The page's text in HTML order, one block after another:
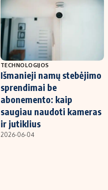
TECHNOLOGIJOS
Išmanieji namų stebėjimo
sprendimai be
abonemento: kaip
saugiau naudoti kameras
ir jutiklius
2026-06-04